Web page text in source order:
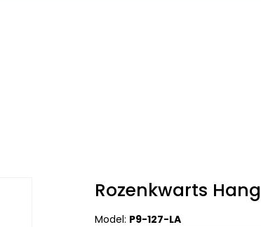
Rozenkwarts
Model: P9-127-LA